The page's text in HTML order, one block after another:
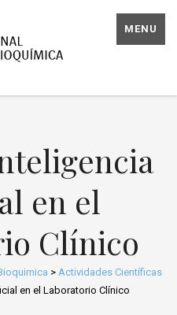
MENU
en el
Clínico
> Actividades Científicas
en el Laboratorio Clínico